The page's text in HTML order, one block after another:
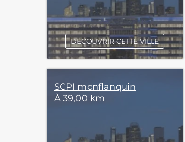
DÉCOUVRIR CETTE VILLE
SCPI monflanquin
À 39,00 km